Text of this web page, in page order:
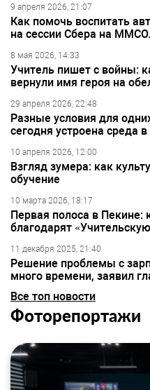
9 апреля 2026, 21:07
Как помочь воспитать
на сессии Сбера на
8 мая 2026, 14:33
Учитель пишет с войны:
вернули имя героя на
29 апреля 2026, 22:48
Разные условия для
сегодня устроена среда
10 апреля 2026, 12:00
Взгляд зумера: как
обучение
10 марта 2026, 18:17
Первая полоса в Пекине:
благодарят
11 декабря 2025, 21:40
Решение проблемы с
много времени, заявил
Все топ новости
Фоторепортажи